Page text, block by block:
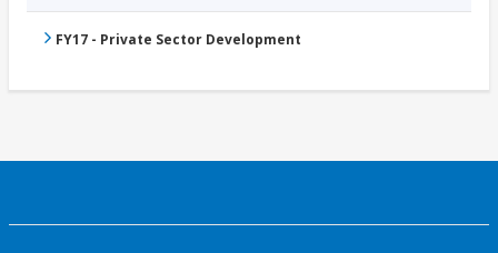
FY17 - Private Sector Development